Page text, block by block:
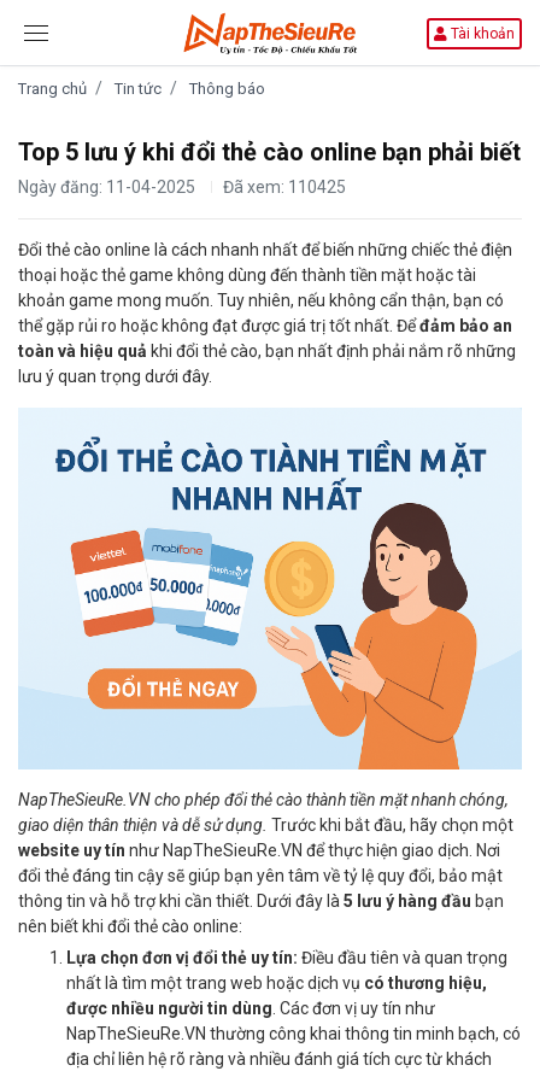
Tài khoản
Trang chủ Tin tức Thông báo
Top 5 lưu ý khi đổi thẻ cào online bạn phải biết
Ngày đăng: 11-04-2025 Đã xem: 110425
Đổi thẻ cào online là cách nhanh nhất để biến những chiếc thẻ điện
thoại hoặc thẻ game không dùng đến thành tiền mặt hoặc tài
khoản game mong muốn. Tuy nhiên, nếu không cẩn thận, bạn có
thể gặp rủi ro hoặc không đạt được giá trị tốt nhất. Đểđảm bảo an
toàn và hiệu quả khi đổi thẻ cào, bạn nhất định phải nắm rõ những
lưu ý quan trọng dưới đây.
NapTheSieuRe.VN cho phép đổi thẻ cào thành tiền mặt nhanh chóng,
giao diện thân thiện và dễ sử dụng. Trước khi bắt đầu, hãy chọn một
website uy tín như NapTheSieuRe.VN để thực hiện giao dịch. Nơi
đổi thẻ đáng tin cậy sẽ giúp bạn yên tâm về tỷ lệ quy đổi, bảo mật
thông tin và hỗ trợ khi cần thiết. Dưới đây là 5 lưu ý hàng đầu bạn
nên biết khi đổi thẻ cào online:
Lựa chọn đơn vị đổi thẻ uy tín: Điều đầu tiên và quan trọng
nhất là tìm một trang web hoặc dịch vụ có thương hiệu,
được nhiều người tin dùng . Các đơn vị uy tín như
NapTheSieuRe.VN thường công khai thông tin minh bạch, có
địa chỉ liên hệ rõ ràng và nhiều đánh giá tích cực từ khách